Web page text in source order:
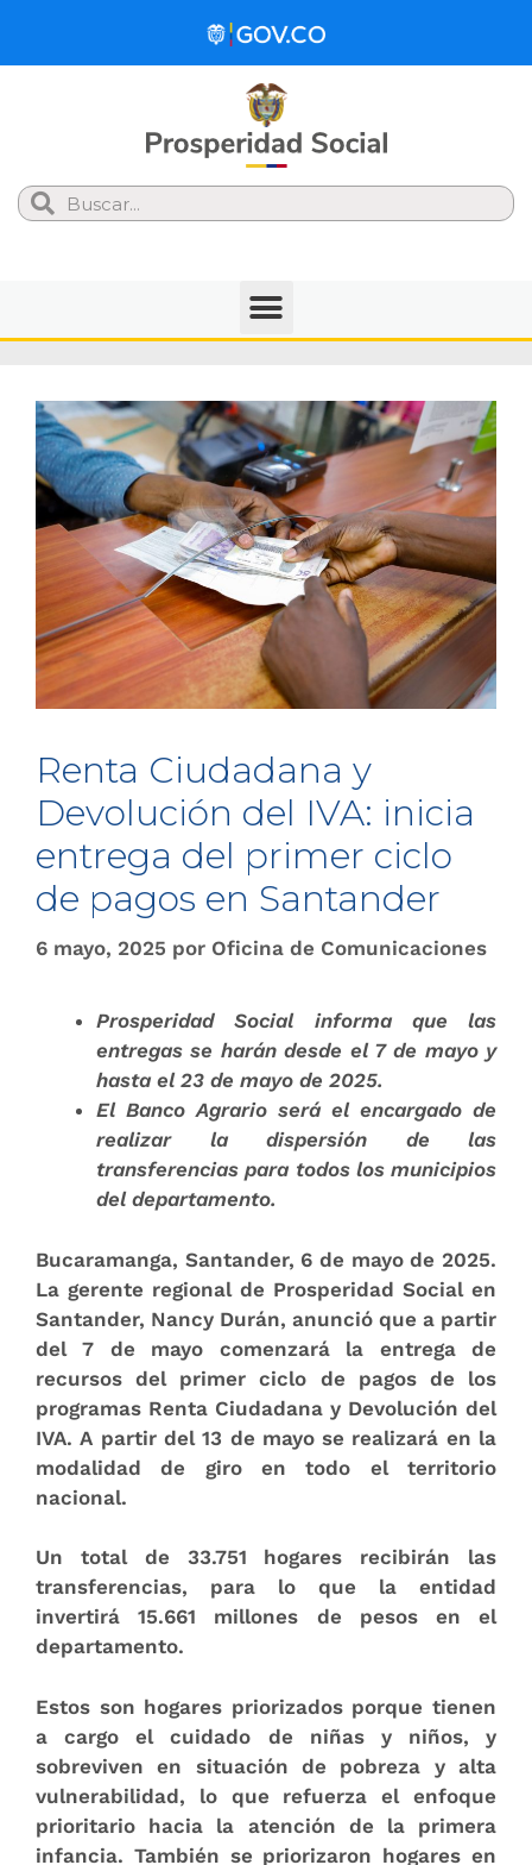
Search
Renta Ciudadana y
Devolución del IVA: inicia
entrega del primer ciclo
de pagos en Santander
6 mayo, 2025 por Oficina de Comunicaciones
Prosperidad Social informa que las
entregas se harán desde el 7 de mayo y
hasta el 23 de mayo de 2025.
El Banco Agrario será el encargado de
realizar la dispersión de las
transferencias para todos los municipios
del departamento.
Bucaramanga, Santander, 6 de mayo de 2025.
La gerente regional de Prosperidad Social en
Santander, Nancy Durán, anunció que a partir
del7 de mayo comenzará la entrega de
recursos del primer ciclo de pagosde los
programas Renta Ciudadana y Devolución del
IVA. A partir del 13 de mayo se realizará en la
modalidad de giro en todo el territorio
nacional.
Un total de 33.751 hogares recibirán las
transferencias, para lo que la entidad
invertirá15.661
millones de pesos en el
departamento.
Estos son hogares priorizados porque tienen
a cargo el cuidado de niñas y niños, y
sobreviven en situación de pobreza y alta
vulnerabilidad, lo que refuerza el enfoque
prioritario hacia la atención de la primera
infancia. También se priorizaron hogares en